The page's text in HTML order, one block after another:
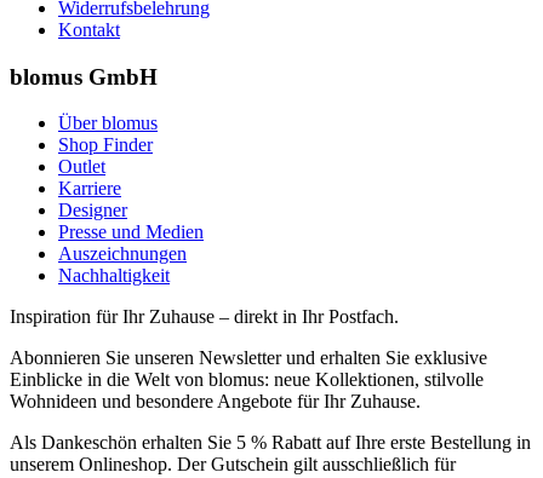
Widerrufsbelehrung
Kontakt
blomus GmbH
Über blomus
Shop Finder
Outlet
Karriere
Designer
Presse und Medien
Auszeichnungen
Nachhaltigkeit
Inspiration für Ihr Zuhause – direkt in Ihr Postfach.
Abonnieren Sie unseren Newsletter und erhalten Sie exklusive
Einblicke in die Welt von blomus: neue Kollektionen, stilvolle
Wohnideen und besondere Angebote für Ihr Zuhause.
Als Dankeschön erhalten Sie 5 % Rabatt auf Ihre erste Bestellung in
unserem Onlineshop. Der Gutschein gilt ausschließlich für